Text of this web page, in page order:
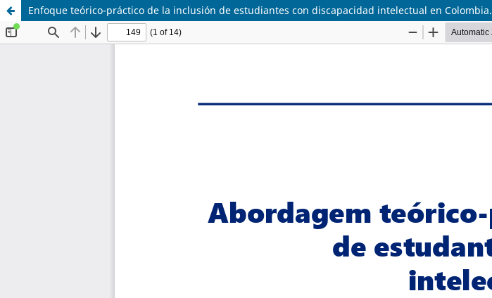
Enfoque teórico-práctico de la inclusión de estudiantes con discapacidad intelectual en Colombia.